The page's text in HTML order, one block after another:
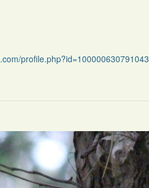
profile.php?id=100000630791043